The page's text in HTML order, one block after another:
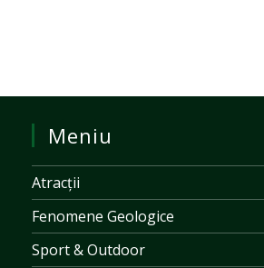
Meniu
Atracții
Fenomene Geologice
Sport & Outdoor